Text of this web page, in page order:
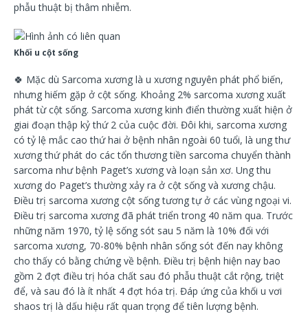
phẫu thuật bị thâm nhiễm.
Khối u cột sống
🍀 Mặc dù Sarcoma xương là u xương nguyên phát phổ biến,
nhưng hiếm gặp ở cột sống. Khoảng 2% sarcoma xương xuất
phát từ cột sống. Sarcoma xương kinh điển thường xuất hiện ở
giai đoạn thập kỷ thứ 2 của cuộc đời. Đôi khi, sarcoma xương
có tỷ lệ mắc cao thứ hai ở bệnh nhân ngoài 60 tuổi, là ung thư
xương thứ phát do các tổn thương tiền sarcoma chuyển thành
sarcoma như bệnh Paget’s xương và loạn sản xơ. Ung thu
xương do Paget’s thường xảy ra ở cột sống và xương chậu.
Điều trị sarcoma xương cột sống tương tự ở các vùng ngoại vi.
Điều trị sarcoma xương đã phát triển trong 40 năm qua. Trước
những năm 1970, tỷ lệ sống sót sau 5 năm là 10% đối với
sarcoma xương, 70-80% bệnh nhân sống sót đến nay không
cho thấy có bằng chứng về bệnh. Điều trị bệnh hiện nay bao
gồm 2 đợt điều trị hóa chất sau đó phẫu thuật cắt rộng, triệt
để, và sau đó là ít nhất 4 đợt hóa trị. Đáp ứng của khối u vơi
shaos trị là dấu hiệu rất quan trọng để tiên lượng bệnh.